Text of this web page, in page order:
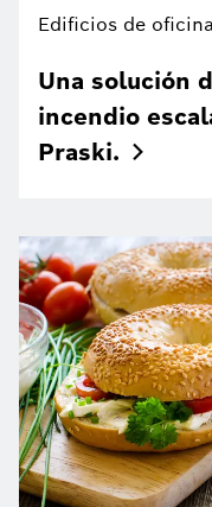
Edificios de
Una solución
incendio
Praski.